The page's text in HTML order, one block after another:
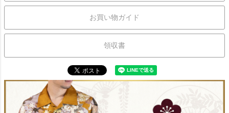
お買い物ガイド
領収書